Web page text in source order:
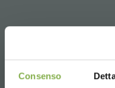
Consenso